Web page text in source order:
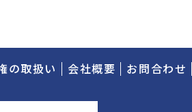
の取扱い 会社概要 お問合わせ